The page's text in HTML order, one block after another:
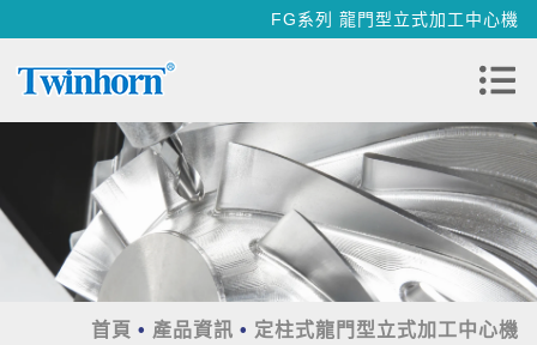
FG系列 龍門型立式加工中心機
首頁 產品資訊
定柱式龍門型立式加工中心機